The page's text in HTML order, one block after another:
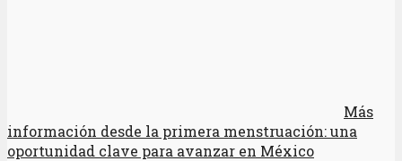
Más
información desde la primera menstruación: una
oportunidad clave para avanzar en México